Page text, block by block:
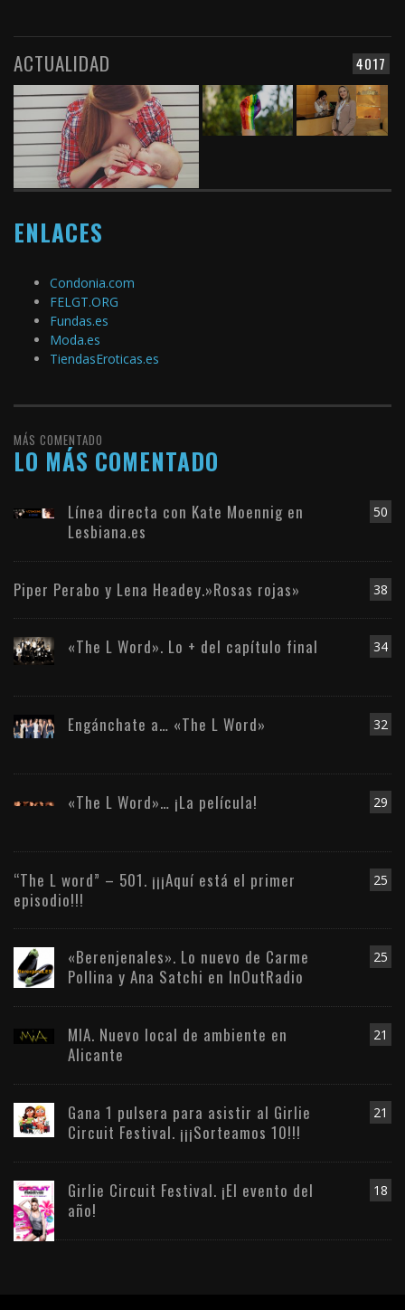
4017
ACTUALIDAD
ENLACES
Condonia.com
FELGT.ORG
Fundas.es
Moda.es
TiendasEroticas.es
MÁS COMENTADO
LO MÁS COMENTADO
50
Línea directa con Kate Moennig en
Lesbiana.es
38
Piper Perabo y Lena Headey.»Rosas rojas»
34
«The L Word». Lo + del capítulo final
32
Engánchate a… «The L Word»
29
«The L Word»… ¡La película!
25
“The L word” – 501. ¡¡¡Aquí está el primer
episodio!!!
25
«Berenjenales». Lo nuevo de Carme
Pollina y Ana Satchi en InOutRadio
21
MIA. Nuevo local de ambiente en
Alicante
21
Gana 1 pulsera para asistir al Girlie
Circuit Festival. ¡¡¡Sorteamos 10!!!
18
Girlie Circuit Festival. ¡El evento del
año!